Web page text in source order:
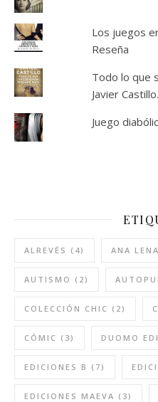
Los juegos
Reseña
Todo lo que
Javier
Juego
ALREVÉS (4) ANA
AUTISMO (2)
COLECCIÓN CHIC (2)
CÓMIC (3) DUOMO
EDICIONES B (7)
EDICIONES MAEVA (3)